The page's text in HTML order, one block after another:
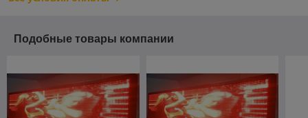
Подобные товары компании